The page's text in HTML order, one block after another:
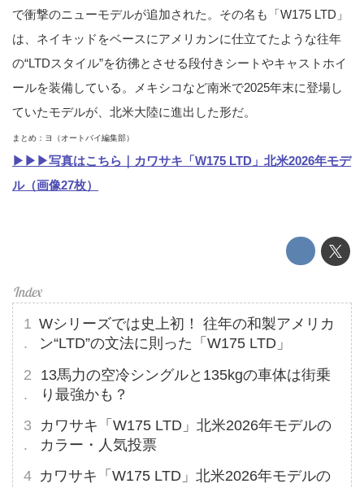
で衝撃のニューモデルが追加された。その名も「W175 LTD」
は、ネイキッドをベースにアメリカンに仕立てたような往年
の“LTDスタイル”を彷彿とさせる段付きシートやキャストホイ
ールを装備している。メキシコなど南米で2025年末に登場し
ていたモデルが、北米大陸に進出した形だ。
まとめ：ヨ（オートバイ編集部）
▶▶▶写真はこちら｜カワサキ「W175 LTD」北米2026年モデ
ル（画像27枚）
Wシリーズでは史上初！ 往年の和製アメリカ
ン“LTD”の文法に則った「W175 LTD」
13馬力の空冷シングルと135kgの車体は街乗
り最強かも？
カワサキ「W175 LTD」北米2026年モデルの
カラー・人気投票
カワサキ「W175 LTD」北米2026年モデルの